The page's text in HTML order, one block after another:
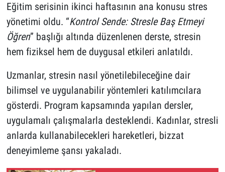
Eğitim serisinin ikinci haftasının ana konusu stres
yönetimi oldu. “Kontrol Sende: Stresle Baş Etmeyi
Öğren” başlığı altında düzenlenen derste, stresin
hem fiziksel hem de duygusal etkileri anlatıldı.
Uzmanlar, stresin nasıl yönetilebileceğine dair
bilimsel ve uygulanabilir yöntemleri katılımcılara
gösterdi. Program kapsamında yapılan dersler,
uygulamalı çalışmalarla desteklendi. Kadınlar, stresli
anlarda kullanabilecekleri hareketleri, bizzat
deneyimleme şansı yakaladı.